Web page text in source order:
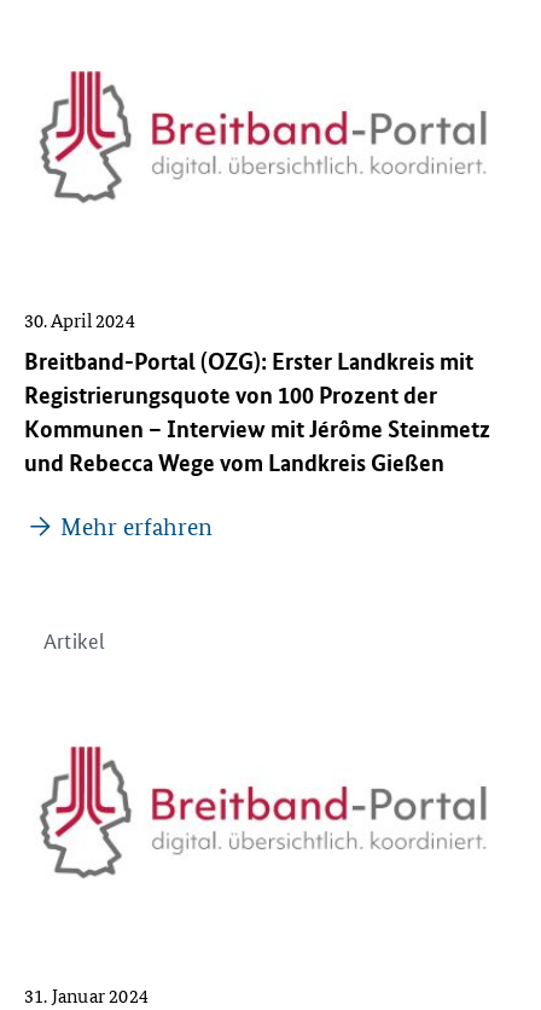
Breitband-Portal (OZG): Erster Landkreis mit
Registrierungsquote von 100 Prozent der
Kommunen – Interview mit Jérôme Steinmetz
und Rebecca Wege vom Landkreis Gießen
30. April 2024
Mehr erfahren
Artikel
31. Januar 2024